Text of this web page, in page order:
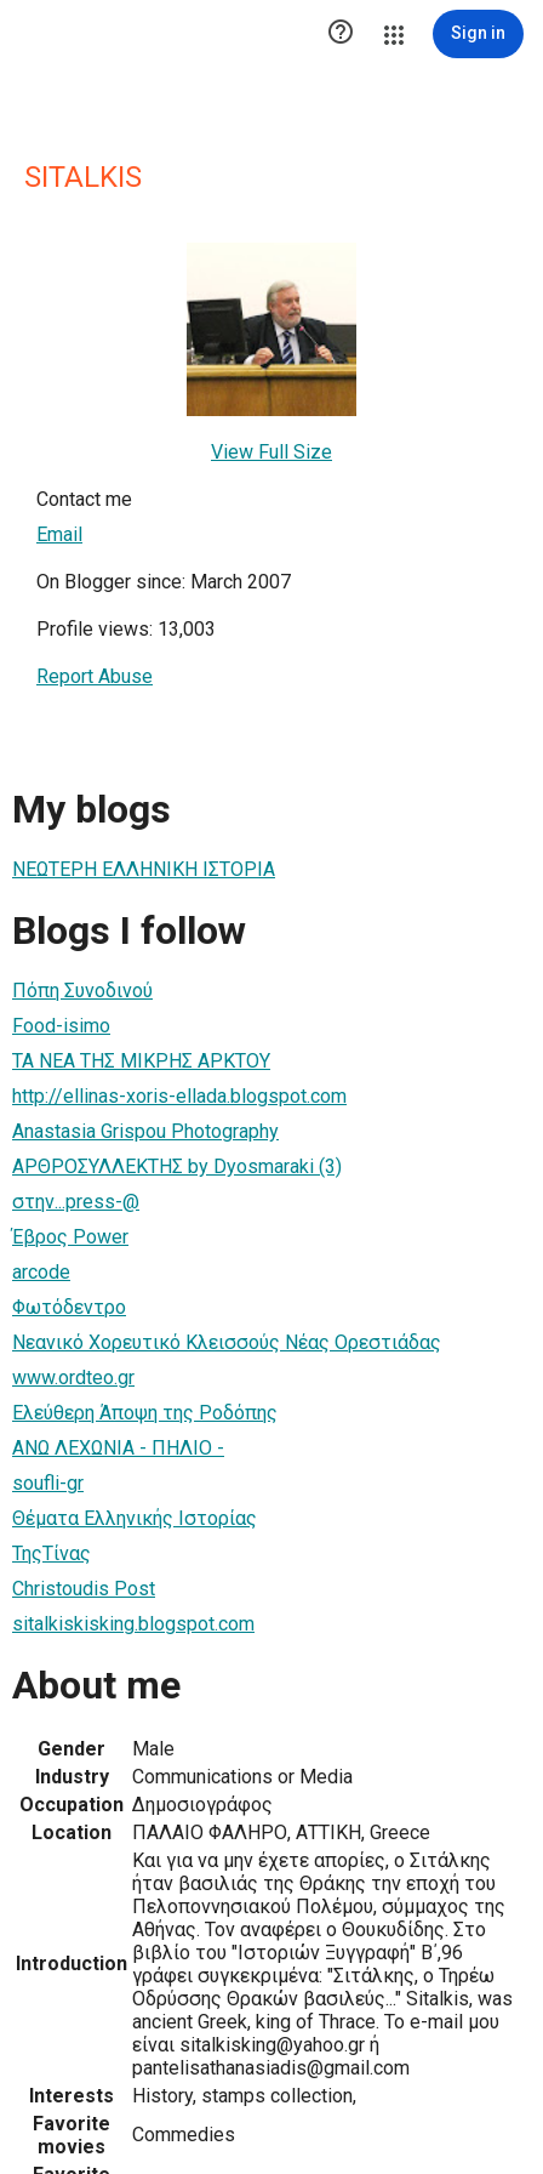
 Sign in
SITALKIS
View Full Size
Contact me
Email
On Blogger since: March 2007
Profile views: 13,003
Report Abuse
My blogs
ΝΕΩΤΕΡΗ ΕΛΛΗΝΙΚΗ ΙΣΤΟΡΙΑ
Blogs I follow
Πόπη Συνοδινού
Food-isimo
ΤΑ ΝΕΑ ΤΗΣ ΜΙΚΡΗΣ ΑΡΚΤΟΥ
http://ellinas-xoris-ellada.blogspot.com
Anastasia Grispou Photography
ΑΡΘΡΟΣΥΛΛΕΚΤΗΣ by Dyosmaraki (3)
στην...press-@
Έβρος Power
arcode
Φωτόδεντρο
Νεανικό Χορευτικό Κλεισσούς Νέας Ορεστιάδας
www.ordteo.gr
Ελεύθερη Άποψη της Ροδόπης
ΑΝΩ ΛΕΧΩΝΙΑ - ΠΗΛΙΟ -
soufli-gr
Θέματα Ελληνικής Ιστορίας
ΤηςΤίνας
Christoudis Post
sitalkiskisking.blogspot.com
About me
Gender
Male
Industry
Communications or Media
Occupation Δημοσιογράφος
Location
ΠΑΛΑΙΟ ΦΑΛΗΡΟ, ΑΤΤΙΚΗ, Greece
Introduction
Και για να μην έχετε απορίες, ο Σιτάλκης
ήταν βασιλιάς της Θράκης την εποχή του
Πελοποννησιακού Πολέμου, σύμμαχος της
Αθήνας. Τον αναφέρει ο Θουκυδίδης. Στο
βιβλίο του "Ιστοριών Ξυγγραφή" Β΄,96
γράφει συγκεκριμένα: "Σιτάλκης, ο Τηρέω
Οδρύσσης Θρακών βασιλεύς..." Sitalkis, was
ancient Greek, king of Thrace. Το e-mail μου
είναι sitalkisking@yahoo.gr ή
pantelisathanasiadis@gmail.com
Interests
History, stamps collection,
Favorite
movies
Commedies